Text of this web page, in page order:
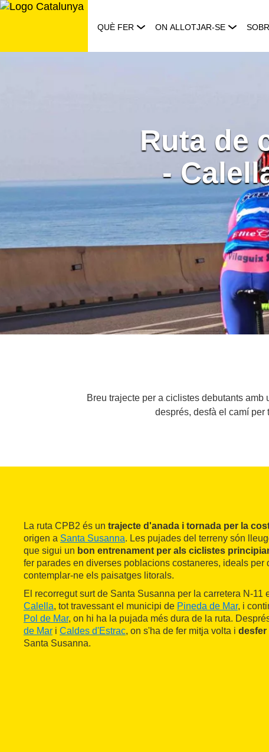
Saltar
QUÈ FER ON ALLOTJAR-SE
Ruta de
-
Breu trajecte per a ciclistes debutants
després, desfà el camí
La ruta CPB2 és un trajecte d'anada i tornada per la
origen a Santa Susanna. Les pujades del terreny són
que sigui un bon entrenament per als ciclistes
fer parades en diverses poblacions costaneres, ideals per
contemplar-ne els paisatges litorals.
El recorregut surt de Santa Susanna per la carretera N-11
Calella, tot travessant el municipi de Pineda de Mar, i
Pol de Mar, on hi ha la pujada més dura de la ruta.
de Mar i Caldes d'Estrac, on s'ha de fer mitja volta i desfer
Santa Susanna.